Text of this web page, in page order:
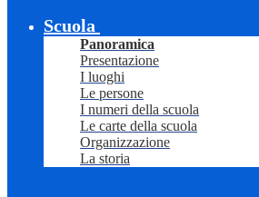
Scuola
Panoramica
Presentazione
I luoghi
Le persone
I numeri della scuola
Le carte della scuola
Organizzazione
La storia